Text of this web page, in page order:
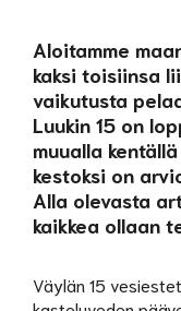
Aloitamme
kaksi toisiinsa
vaikutusta
Luukin 15 on
muualla
kestoksi on
Alla olevasta
kaikkea ollaan
Väylän 15